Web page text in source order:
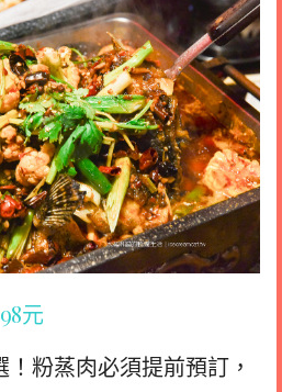
元
粉蒸肉必須提前預訂，